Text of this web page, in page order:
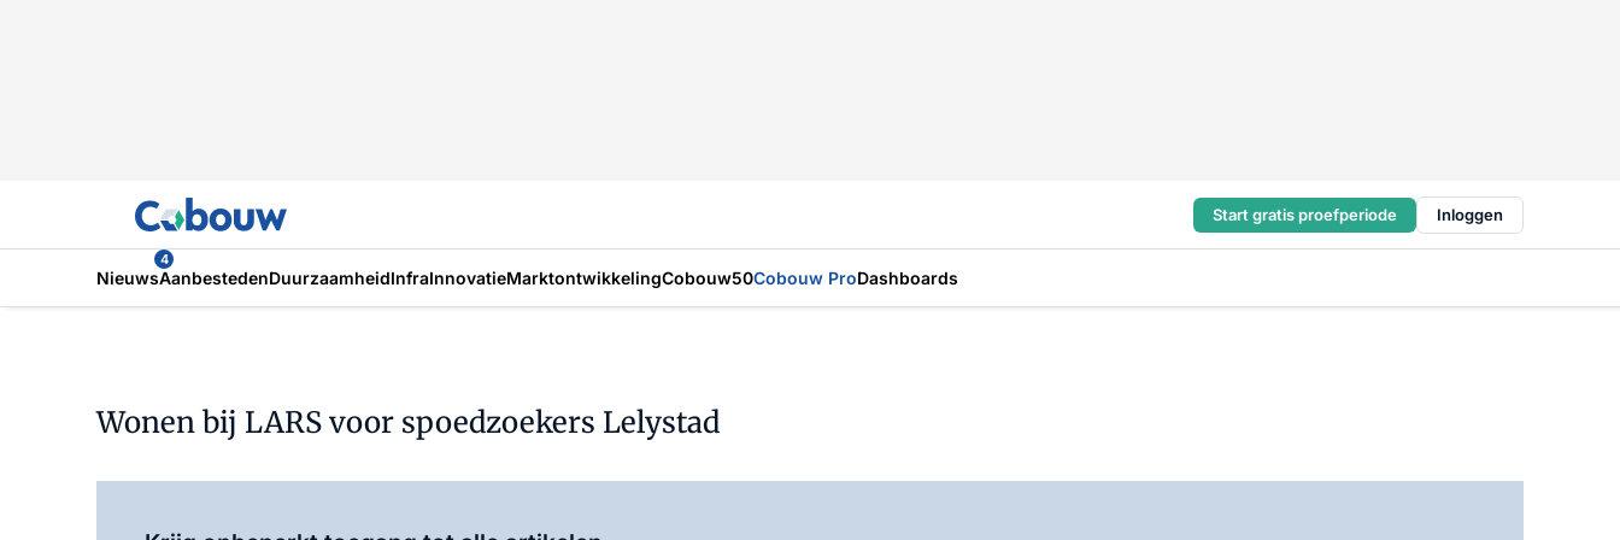
Start gratis proefperiode Inloggen
Nieuws
4
AanbestedenDuurzaamheidInfraInnovatieMarktontwikkelingCobouw50Cobouw ProDashboards
Wonen bij LARS voor spoedzoekers Lelystad